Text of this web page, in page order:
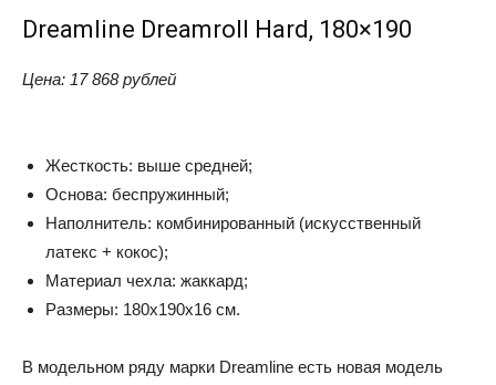
Dreamline Dreamroll Hard, 180×190
Цена: 17 868 рублей
Жесткость: выше средней;
Основа: беспружинный;
Наполнитель: комбинированный (искусственный
латекс + кокос);
Материал чехла: жаккард;
Размеры: 180x190x16 см.
В модельном ряду марки Dreamline есть новая модель